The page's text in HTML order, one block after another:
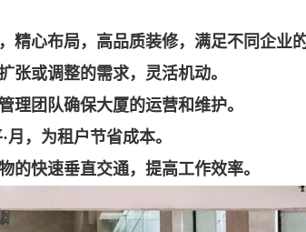
心布局，高品质装修，满足不同企业的
张或调整的需求，灵活机动。
理团队确保大厦的运营和维护。
，为租户节省成本。
的快速垂直交通，提高工作效率。